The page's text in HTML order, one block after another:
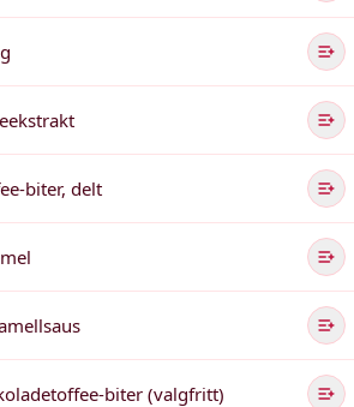
biter, delt
biter (valgfritt)